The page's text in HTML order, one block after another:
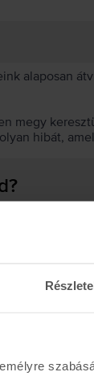
alaposan
megy
hibát,